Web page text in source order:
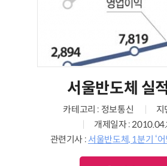
서울반도체 실
카테고리 : 정보통신
지
개제일자 :
관련기사 : 서울반도체, 1분기 ‘